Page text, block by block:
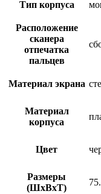
Тип корпуса
Расположение
сканера
отпечатка
пальцев
Материал экрана
Материал
корпуса
Цвет
Размеры
(ШхВхТ)